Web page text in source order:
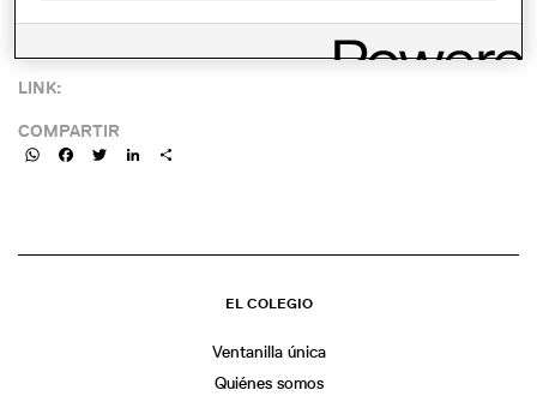
2016-02-23 11:45
LINK:
COMPARTIR
WhatsAppFacebookTwitterLinkedIn
EL COLEGIO
Ventanilla única
Quiénes somos